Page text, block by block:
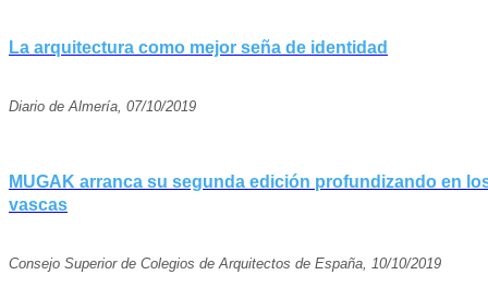
La arquitectura como mejor seña de identidad
Diario de Almería, 07/10/2019
MUGAK arranca su segunda edición profundizando en
vascas
Consejo Superior de Colegios de Arquitectos de España, 10/10/2019